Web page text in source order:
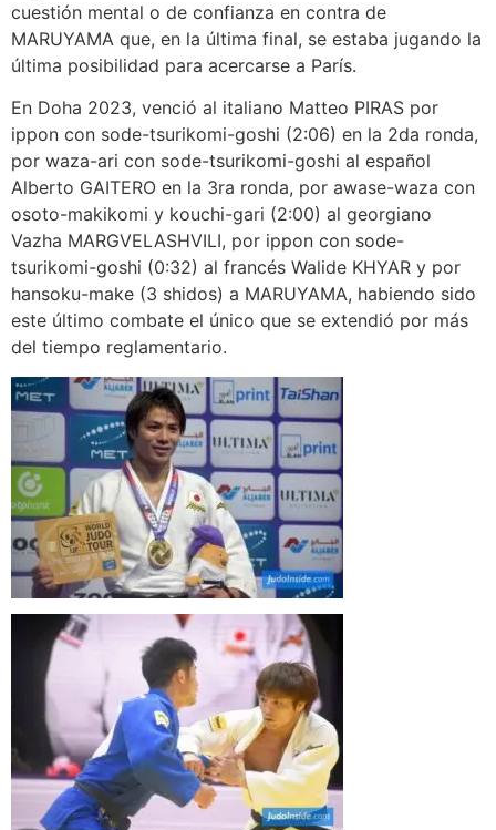
cuestión mental o de confianza en contra de
MARUYAMA que, en la última final, se estaba jugando la
última posibilidad para acercarse a París.
En Doha 2023, venció al italiano Matteo PIRAS por
ippon con sode-tsurikomi-goshi (2:06) en la 2da ronda,
por waza-ari con sode-tsurikomi-goshi al español
Alberto GAITERO en la 3ra ronda, por awase-waza con
osoto-makikomi y kouchi-gari (2:00) al georgiano
Vazha MARGVELASHVILI, por ippon con sode-
tsurikomi-goshi (0:32) al francés Walide KHYAR y por
hansoku-make (3 shidos) a MARUYAMA, habiendo sido
este último combate el único que se extendió por más
del tiempo reglamentario.